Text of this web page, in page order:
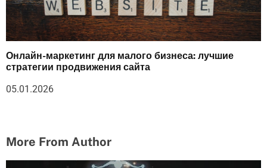
Онлайн-маркетинг для малого бизнеса: лучшие
стратегии продвижения сайта
05.01.2026
More From Author